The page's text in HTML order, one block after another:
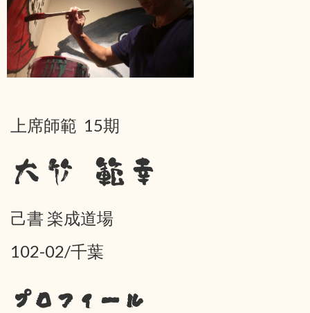
上席師範 15期
大竹 範幸
己書 楽成道場
102-02/千葉
プロフィール